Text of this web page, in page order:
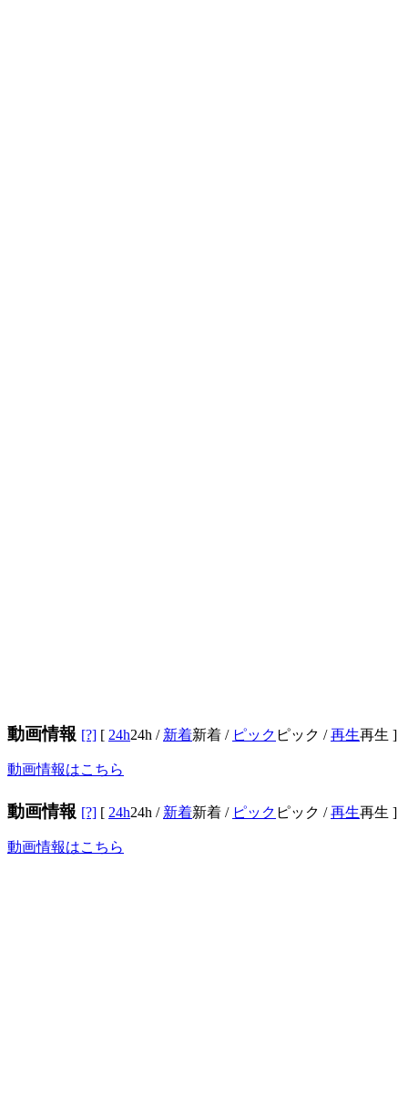
動画情報 [?] [ 24h24h / 新着新着 / ピック ピック /再生再生 ]
動画情報はこちら
動画情報 [?] [ 24h24h / 新着新着 / ピック ピック /再生再生 ]
動画情報はこちら